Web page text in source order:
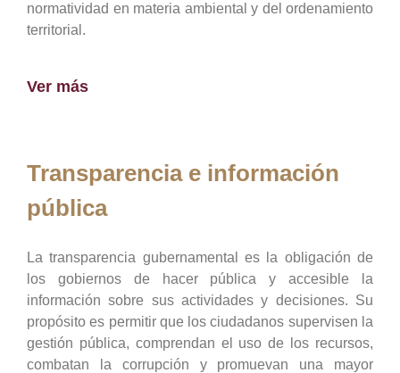
normatividad en materia ambiental y del ordenamiento
territorial.
Ver más
Transparencia e información
pública
La transparencia gubernamental es la obligación de
los gobiernos de hacer pública y accesible la
información sobre sus actividades y decisiones. Su
propósito es permitir que los ciudadanos supervisen la
gestión pública, comprendan el uso de los recursos,
combatan la corrupción y promuevan una mayor